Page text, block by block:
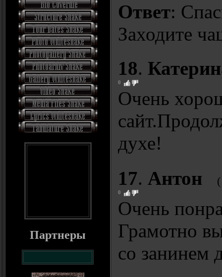
Партнеры
Ответ:
Заходите
18.
0
Очень
духе!
17. Антон
0
Очень
Грамотно
со занинем